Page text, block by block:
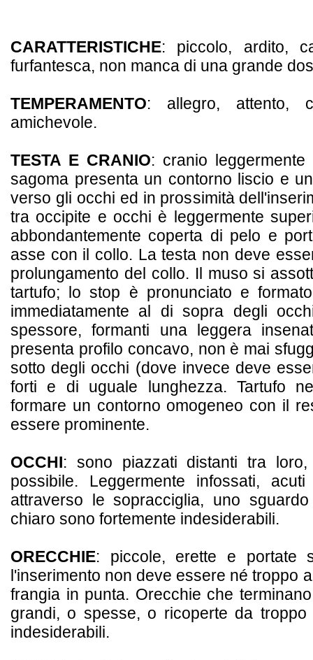
CARATTERISTICHE: piccolo, ardito,
furfantesca, non manca di una grande
TEMPERAMENTO: allegro, attento,
amichevole.
TESTA E CRANIO: cranio
sagoma presenta un contorno liscio e
verso gli occhi ed in prossimità
tra occipite e occhi è leggermente
abbondantemente coperta di pelo e
asse con il collo. La testa non deve
prolungamento del collo. Il muso si
tartufo; lo stop è pronunciato e
immediatamente al di sopra degli
spessore, formanti una leggera
presenta profilo concavo, non è mai
sotto degli occhi (dove invece deve
forti e di uguale lunghezza. Tartufo
formare un contorno omogeneo con il
essere prominente.
OCCHI: sono piazzati distanti tra
possibile. Leggermente infossati,
attraverso le sopracciglia, uno
chiaro sono fortemente indesiderabili.
ORECCHIE: piccole, erette e portate
l'inserimento non deve essere né troppo
frangia in punta. Orecchie che
grandi, o spesse, o ricoperte da
indesiderabili.